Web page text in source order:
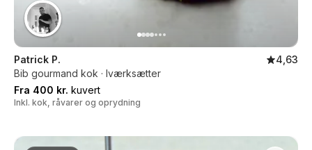
Patrick P.
4,63
Bib gourmand kok · Iværksætter
Fra 400 kr. kuvert
Inkl. kok, råvarer og oprydning